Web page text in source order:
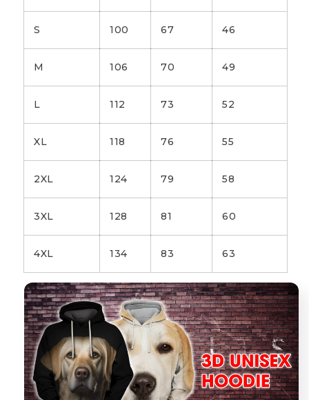
S 100 67 46
M 106 70 49
L 112 73 52
XL 118 76 55
2XL 124 79 58
3XL 128 81 60
4XL 134 83 63